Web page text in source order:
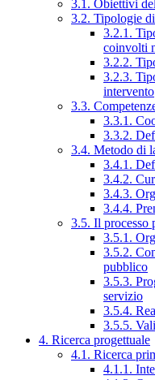
3.1. Obiettivi
3.2. Tipologie
3.2.1.
coinvolti
3.2.2.
3.2.3.
intervento
3.3.
3.3.1.
3.3.2.
3.4. Metodo di
3.4.1.
3.4.2.
3.4.3.
3.4.4.
3.5. Il processo
3.5.1.
3.5.2.
pubblico
3.5.3.
servizio
3.5.4.
3.5.5.
4. Ricerca progettuale
4.1. Ricerca
4.1.1.